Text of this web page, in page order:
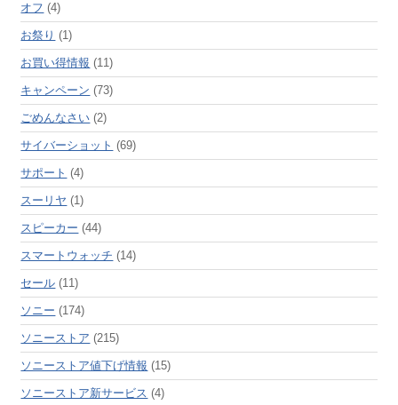
オフ (4)
お祭り (1)
お買い得情報 (11)
キャンペーン (73)
ごめんなさい (2)
サイバーショット (69)
サポート (4)
スーリヤ (1)
スピーカー (44)
スマートウォッチ (14)
セール (11)
ソニー (174)
ソニーストア (215)
ソニーストア値下げ情報 (15)
ソニーストア新サービス (4)